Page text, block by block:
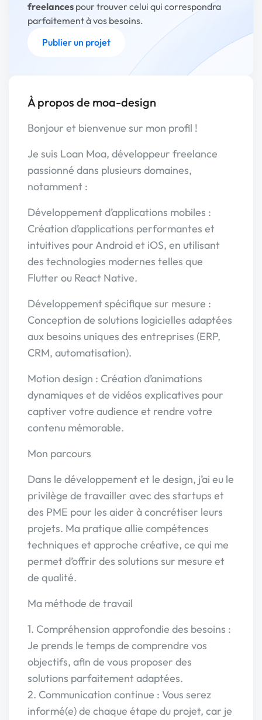
freelances pour trouver celui qui correspondra
parfaitement à vos besoins.
Publier un projet
À propos de moa-design
Bonjour et bienvenue sur mon profil !
Je suis Loan Moa, développeur freelance
passionné dans plusieurs domaines,
notamment :
Développement d’applications mobiles :
Création d’applications performantes et
intuitives pour Android et iOS, en utilisant
des technologies modernes telles que
Flutter ou React Native.
Développement spécifique sur mesure :
Conception de solutions logicielles adaptées
aux besoins uniques des entreprises (ERP,
CRM, automatisation).
Motion design : Création d’animations
dynamiques et de vidéos explicatives pour
captiver votre audience et rendre votre
contenu mémorable.
Mon parcours
Dans le développement et le design, j’ai eu le
privilège de travailler avec des startups et
des PME pour les aider à concrétiser leurs
projets. Ma pratique allie compétences
techniques et approche créative, ce qui me
permet d’offrir des solutions sur mesure et
de qualité.
Ma méthode de travail
1. Compréhension approfondie des besoins :
Je prends le temps de comprendre vos
objectifs, afin de vous proposer des
solutions parfaitement adaptées.
2. Communication continue : Vous serez
informé(e) de chaque étape du projet, car je